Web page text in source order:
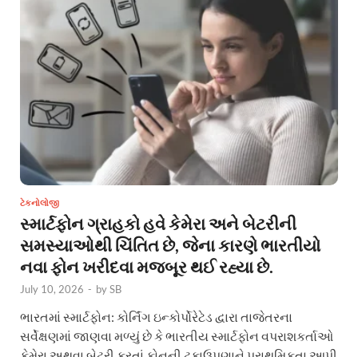
ટેકનોલોજી
સ્માર્ટફોન ગ્રાહકો હવે કેમેરા અને બેટરીની
સમસ્યાઓથી ચિંતિત છે, જેના કારણે ભારતીયો
નવા ફોન ખરીદવા મજબૂર થઈ રહ્યા છે.
July 10, 2026 - bySB
ભારતમાં સ્માર્ટફોન: કોર્નિંગ ઇન્કોર્પોરેટેડ દ્વારા તાજેતરના
સર્વેક્ષણમાં જાણવા મળ્યું છે કે ભારતીય સ્માર્ટફોન વપરાશકર્તાઓ